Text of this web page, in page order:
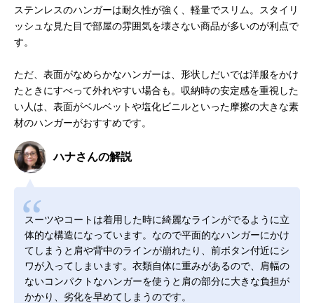
ステンレスのハンガーは耐久性が強く、軽量でスリム。スタイリ
ッシュな見た目で部屋の雰囲気を壊さない商品が多いのが利点で
す。
ただ、表面がなめらかなハンガーは、形状しだいでは洋服をかけ
たときにすべって外れやすい場合も。収納時の安定感を重視した
い人は、表面がベルベットや塩化ビニルといった摩擦の大きな素
材のハンガーがおすすめです。
ハナさんの解説
スーツやコートは着用した時に綺麗なラインがでるように立
体的な構造になっています。なので平面的なハンガーにかけ
てしまうと肩や背中のラインが崩れたり、前ボタン付近にシ
ワが入ってしまいます。衣類自体に重みがあるので、肩幅の
ないコンパクトなハンガーを使うと肩の部分に大きな負担が
かかり、劣化を早めてしまうのです。